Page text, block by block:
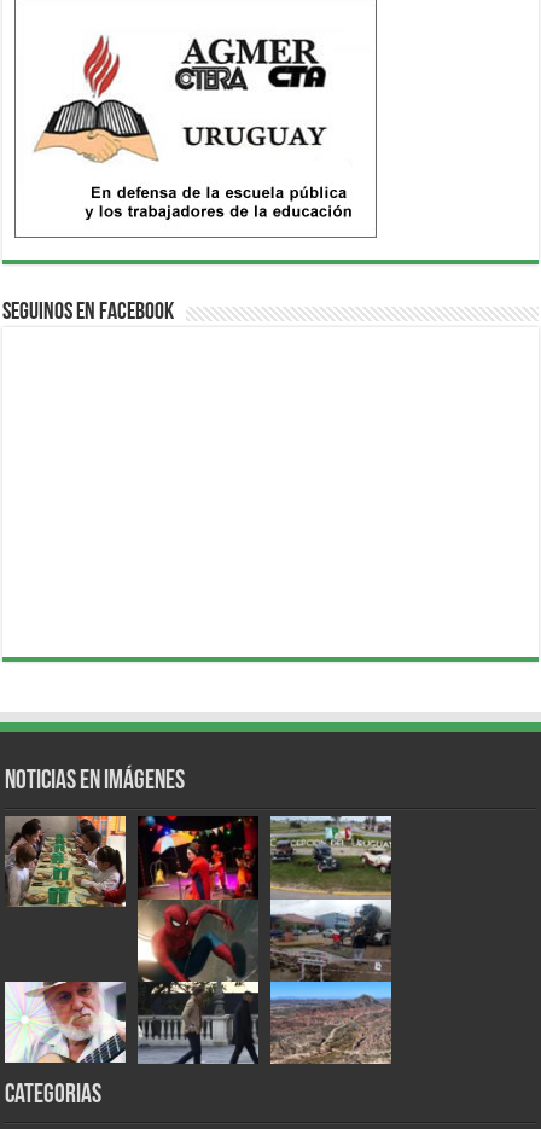
Seguinos en Facebook
Noticias en Imágenes
Categorias